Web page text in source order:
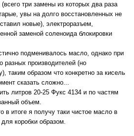
три замены из которых два раза
увы на долго восстановленных не
новые), электроразъем,
заменой соленоида блокировки
подменивалось масло, однако при
производителей (но
таким образом что конкретно за кисель
сказать сложно...
литров 20-25 Фукс 4134 и по частям
объем.
в итоге я получу таки чистое масло в
коробки образом.